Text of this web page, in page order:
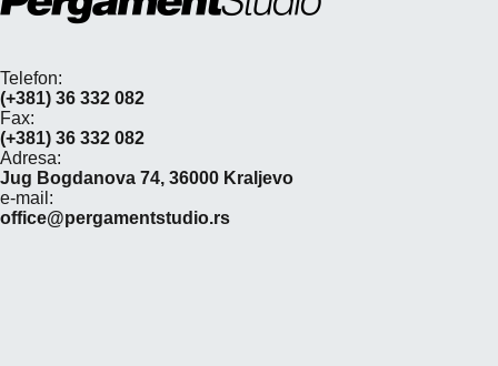
Telefon:
(+381) 36 332 082
Fax:
(+381) 36 332 082
Adresa:
Jug Bogdanova 74, 36000 Kraljevo
e-mail:
office@pergamentstudio.rs